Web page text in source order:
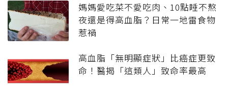
媽媽愛吃菜不愛吃肉、10點睡不熬
夜還是得高血脂？日常一地雷食物
惹禍
高血脂「無明顯症狀」比癌症更致
命！醫揭「這類人」致命率最高